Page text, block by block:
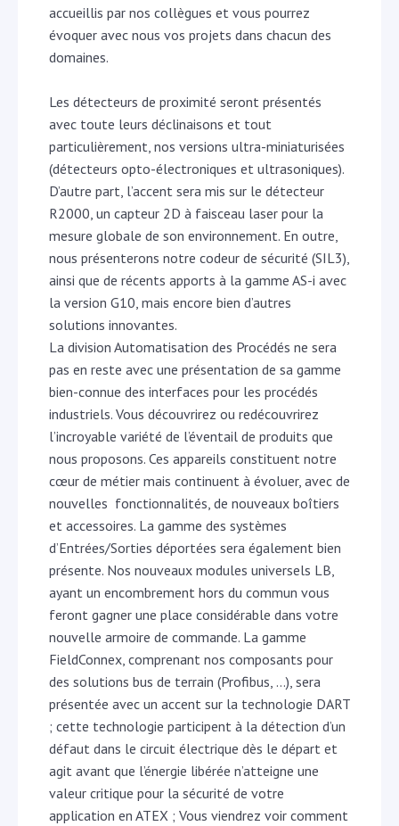
accueillis par nos collègues et vous pourrez
évoquer avec nous vos projets dans chacun des
domaines.
Les détecteurs de proximité seront présentés
avec toute leurs déclinaisons et tout
particulièrement, nos versions ultra-miniaturisées
(détecteurs opto-électroniques et ultrasoniques).
D’autre part, l’accent sera mis sur le détecteur
R2000, un capteur 2D à faisceau laser pour la
mesure globale de son environnement. En outre,
nous présenterons notre codeur de sécurité (SIL3),
ainsi que de récents apports à la gamme AS-i avec
la version G10, mais encore bien d’autres
solutions innovantes.
La division Automatisation des Procédés ne sera
pas en reste avec une présentation de sa gamme
bien-connue des interfaces pour les procédés
industriels. Vous découvrirez ou redécouvrirez
l’incroyable variété de l’éventail de produits que
nous proposons. Ces appareils constituent notre
cœur de métier mais continuent à évoluer, avec de
nouvelles fonctionnalités, de nouveaux boîtiers
et accessoires. La gamme des systèmes
d’Entrées/Sorties déportées sera également bien
présente. Nos nouveaux modules universels LB,
ayant un encombrement hors du commun vous
feront gagner une place considérable dans votre
nouvelle armoire de commande. La gamme
FieldConnex, comprenant nos composants pour
des solutions bus de terrain (Profibus, …), sera
présentée avec un accent sur la technologie DART
; cette technologie participent à la détection d’un
défaut dans le circuit électrique dès le départ et
agit avant que l’énergie libérée n’atteigne une
valeur critique pour la sécurité de votre
application en ATEX ; Vous viendrez voir comment